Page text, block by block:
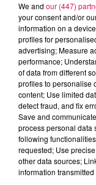
Canal fm
Geoffrey Deloux
La Ligne des
0:00
26 janvier 2026 - 2
26.01.2026 -
We and our (447)
your consent and/or
information on a
profiles for
advertising; Measure
performance;
of data from different
profiles to personalise
content; Use limited
detect fraud, and fix
Save and
process personal data
following
requested; Use
other data sources;
information